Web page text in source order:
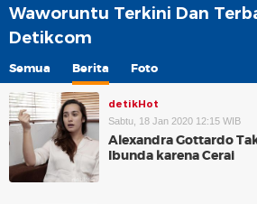
Waworuntu Terkini Dan
Detikcom
Semua Berita Foto
detikHot
Sabtu, 18 Jan 2020 12:15 WIB
Alexandra Gottardo
Ibunda karena Cerai